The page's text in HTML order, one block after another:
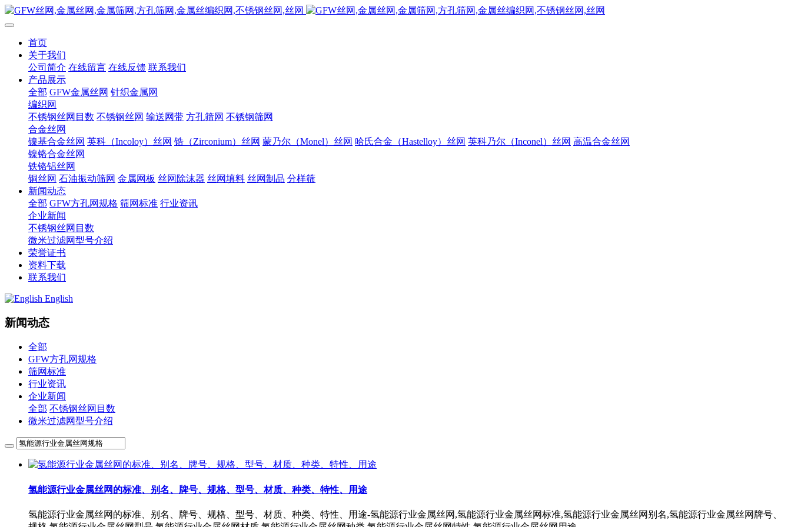
首页
关于我们
公司简介 在线留言 在线反馈 联系我们
产品展示
全部 GFW金属丝网 针织金属网
编织网
不锈钢丝网目数 不锈钢丝网 输送网带 方孔筛网 不锈钢筛网
合金丝网
镍基合金丝网 英科（Incoloy）丝网 锆（Zirconium）丝网 蒙乃尔（Monel）丝网 哈氏合金（Hastelloy）丝网 英科乃尔（Inconel）丝网 高温合金丝网
镍铬合金丝网
铁铬铝丝网
铜丝网 石油振动筛网 金属网板 丝网除沫器 丝网填料 丝网制品 分样筛
新闻动态
全部 GFW方孔网规格 筛网标准 行业资讯
企业新闻
不锈钢丝网目数
微米过滤网型号介绍
荣誉证书
资料下载
联系我们
English
新闻动态
全部
GFW方孔网规格
筛网标准
行业资讯
企业新闻
全部 不锈钢丝网目数
微米过滤网型号介绍
氢能源行业金属丝网的‌标准、别名、牌号、规格、型号、材质、种类、特性、用途
氢能源行业金属丝网的‌标准、别名、牌号、规格、型号、材质、种类、特性、用途-氢能源行业金属丝网,氢能源行业金属丝网标准,氢能源行业金属丝网别名,氢能源行业金属丝网牌号、